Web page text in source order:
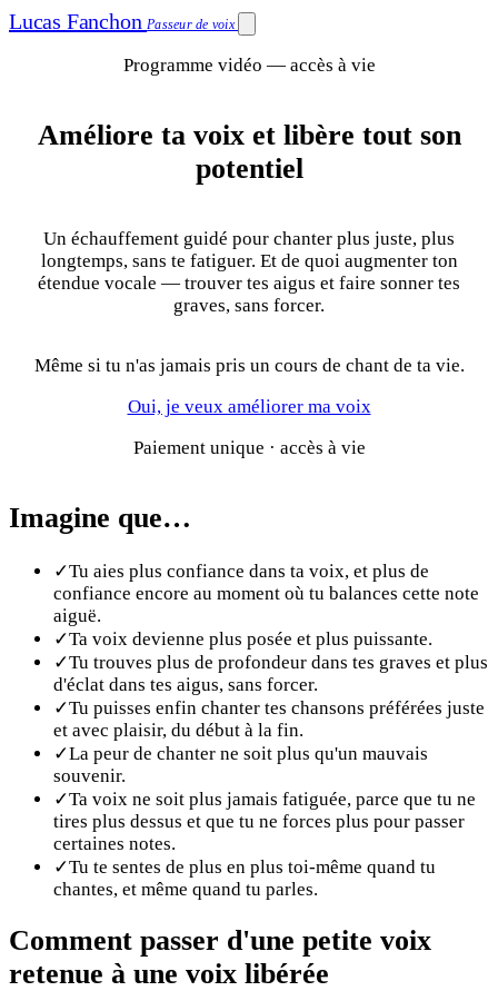
Lucas Fanchon Passeur de voix
Programme vidéo — accès à vie
Améliore ta voix et libère tout son
potentiel
Un échauffement guidé pour chanter plus juste, plus
longtemps, sans te fatiguer. Et de quoi augmenter ton
étendue vocale — trouver tes aigus et faire sonner tes
graves, sans forcer.
Même si tu n'as jamais pris un cours de chant de ta vie.
Oui, je veux améliorer ma voix
Paiement unique · accès à vie
Imagine que…
✓Tu aies plus confiance dans ta voix, et plus de
confiance encore au moment où tu balances cette note
aiguë.
✓Ta voix devienne plus posée et plus puissante.
✓Tu trouves plus de profondeur dans tes graves et plus
d'éclat dans tes aigus, sans forcer.
✓Tu puisses enfin chanter tes chansons préférées juste
et avec plaisir, du début à la fin.
✓La peur de chanter ne soit plus qu'un mauvais
souvenir.
✓Ta voix ne soit plus jamais fatiguée, parce que tu ne
tires plus dessus et que tu ne forces plus pour passer
certaines notes.
✓Tu te sentes de plus en plus toi-même quand tu
chantes, et même quand tu parles.
Comment passer d'une petite voix
retenue à une voix libérée